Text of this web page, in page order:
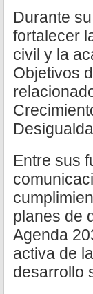
Durante
fortalecer
civil y la
Objetivos
Entre sus
planes de
Agenda
activa de
desarrollo